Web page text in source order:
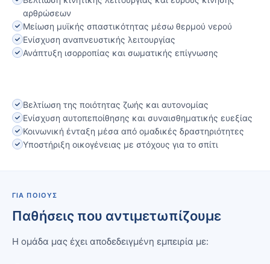
αρθρώσεων
Μείωση μυϊκής σπαστικότητας μέσω θερμού νερού
Ενίσχυση αναπνευστικής λειτουργίας
Ανάπτυξη ισορροπίας και σωματικής επίγνωσης
Βελτίωση της ποιότητας ζωής και αυτονομίας
Ενίσχυση αυτοπεποίθησης και συναισθηματικής ευεξίας
Κοινωνική ένταξη μέσα από ομαδικές δραστηριότητες
Υποστήριξη οικογένειας με στόχους για το σπίτι
ΓΙΑ ΠΟΙΟΥΣ
Παθήσεις που αντιμετωπίζουμε
Η ομάδα μας έχει αποδεδειγμένη εμπειρία με: